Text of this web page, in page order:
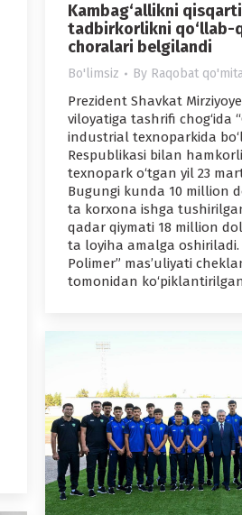
Kambag‘allikni
tadbirkorlikni qo‘llab-
choralari belgilandi
Bo'limsiz By Raqobat
Prezident Shavkat
viloyatiga tashrifi chog‘ida
industrial texnoparkida
Respublikasi bilan
texnopark o‘tgan yil 23
Bugungi kunda 10 million
ta korxona ishga
qadar qiymati 18 million
ta loyiha amalga oshiriladi.
Polimer” mas’uliyati
tomonidan